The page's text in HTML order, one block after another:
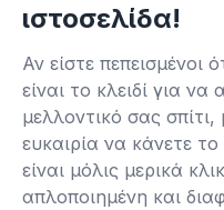
ιστοσελίδα!
Αν είστε πεπεισμένοι
είναι το κλειδί για
μελλοντικό σας
ευκαιρία να κάνετε
είναι μόλις μερικά
απλοποιημένη και